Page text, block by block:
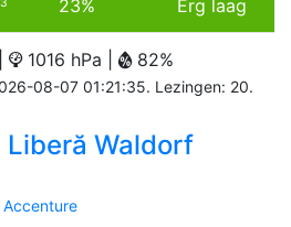
23% Erg laag
1016 hPa | 82%
08-07 01:21:35. Lezingen: 20.
Liberă Waldorf
Accenture